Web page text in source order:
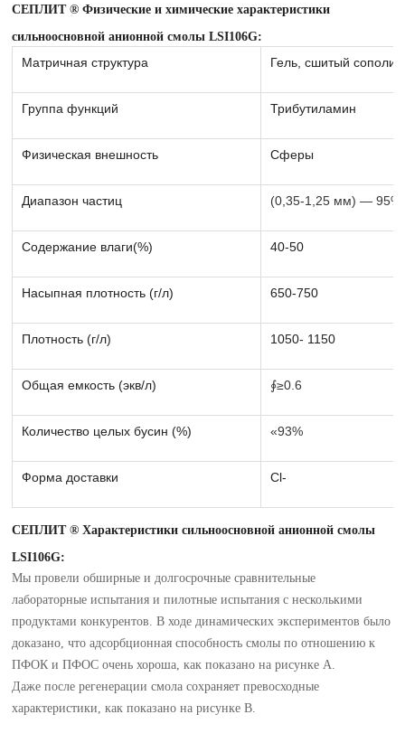
СЕПЛИТ ® Физические и химические характеристики
сильноосновной анионной смолы LSI106G:
Матричная структура Гель, сшитый
Группа функций Трибутиламин
Физическая внешность Сферы
Диапазон частиц (0,35-1,25 мм) — 95%
Содержание влаги(%) 40-50
Насыпная плотность (г/л) 650-750
Плотность (г/л) 1050- 1150
Общая емкость (экв/л) ∮≥0.6
Количество целых бусин (%) «93%
Форма доставки Cl-
СЕПЛИТ ® Характеристики сильноосновной анионной смолы
LSI106G:
Мы провели обширные и долгосрочные сравнительные
лабораторные испытания и пилотные испытания с несколькими
продуктами конкурентов. В ходе динамических экспериментов было
доказано, что адсорбционная способность смолы по отношению к
ПФОК и ПФОС очень хороша, как показано на рисунке А.
Даже после регенерации смола сохраняет превосходные
характеристики, как показано на рисунке B.